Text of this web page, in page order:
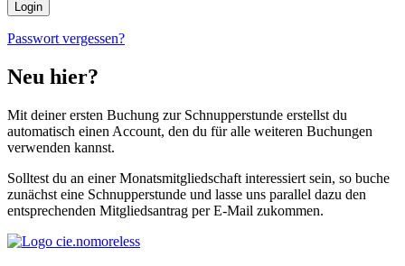
Passwort vergessen?
Neu hier?
Mit deiner ersten Buchung zur Schnupperstunde erstellst du
automatisch einen Account, den du für alle weiteren Buchungen
verwenden kannst.
Solltest du an einer Monatsmitgliedschaft interessiert sein, so buche
zunächst eine Schnupperstunde und lasse uns parallel dazu den
entsprechenden Mitgliedsantrag per E-Mail zukommen.